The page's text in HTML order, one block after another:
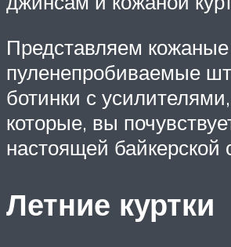
Представляем кожаные
пуленепробиваемые
ботинки с
которые, вы
настоящей байкерской
Летние куртки